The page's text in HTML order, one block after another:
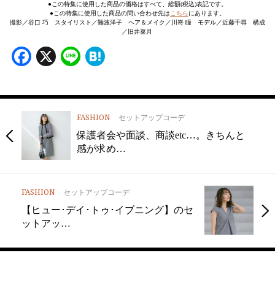
●この特集に使用した商品の価格はすべて、総額(税込)表記です。
●この特集に使用した商品の問い合わせ先はこちらにあります。
撮影／谷口 巧 スタイリスト／難波洋子 ヘア＆メイク／川嵜 瞳 モデル／近藤千尋 構成
／旧井菜月
Facebook
X Line
FASHION セットアップコーデ
保護者会や面談、商談etc…。きちんと
感が求め…
FASHION セットアップコーデ
【ヒュー･デイ･トゥ･イブニング】のセ
ットアッ…